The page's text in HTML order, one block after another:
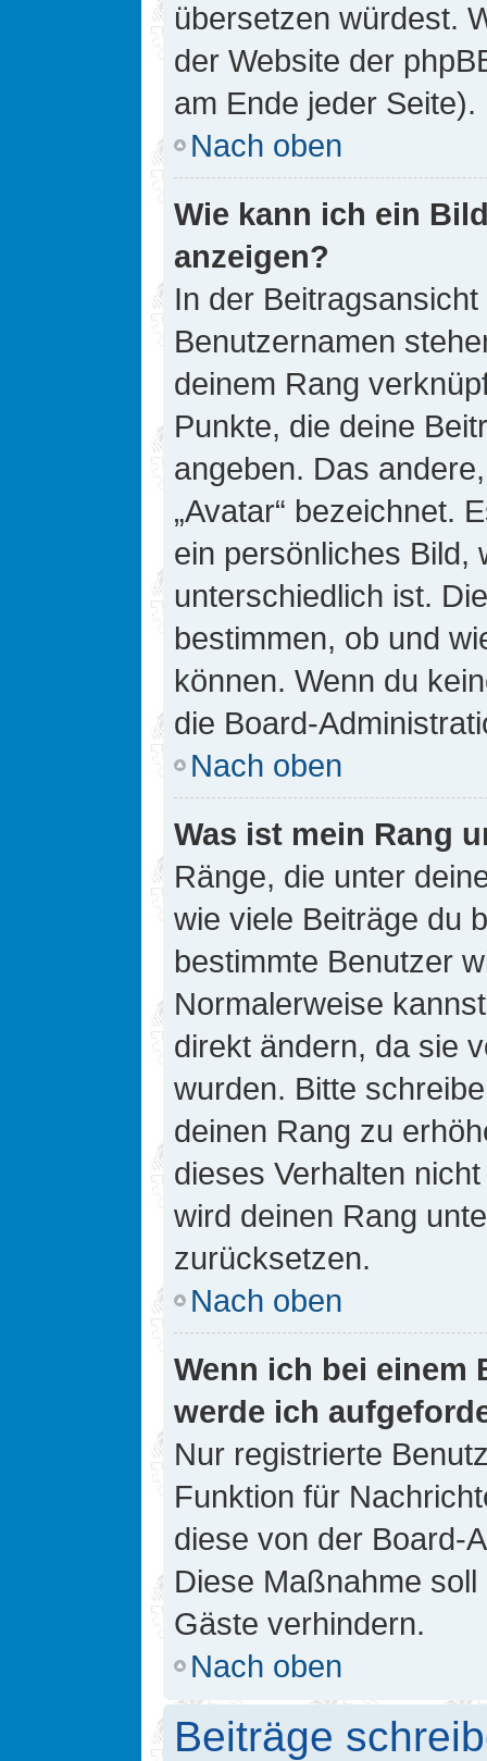
übersetzen würdest.
der Website der
am Ende jeder Seite).
Nach oben
Wie kann ich ein
anzeigen?
In der
Benutzernamen
deinem Rang
Punkte, die deine
angeben. Das
„Avatar“ bezeichnet.
ein persönliches Bild,
unterschiedlich ist.
bestimmen, ob und
können. Wenn du
die Board-
Nach oben
Was ist mein Rang
Ränge, die unter
wie viele Beiträge du
bestimmte Benutzer
Normalerweise
direkt ändern, da sie
wurden. Bitte
deinen Rang zu
dieses Verhalten
wird deinen Rang
zurücksetzen.
Nach oben
Wenn ich bei einem
werde ich
Nur registrierte
Funktion für
diese von der Board-
Diese Maßnahme
Gäste verhindern.
Nach oben
Beiträge